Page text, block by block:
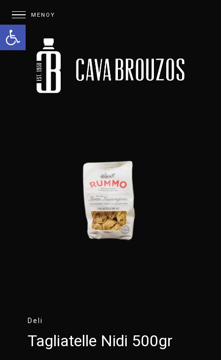
Open toolbar
Deli
Tagliatelle Nidi 500gr